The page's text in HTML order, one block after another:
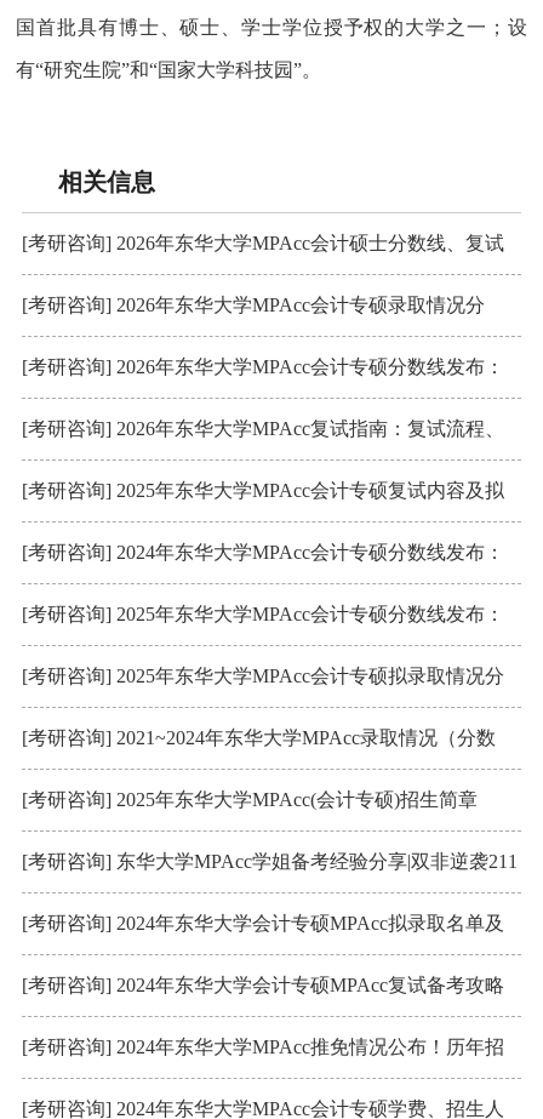
国首批具有博士、硕士、学士学位授予权的大学之一；设
有“研究生院”和“国家大学科技园”。
相关信息
[考研咨询] 2026年东华大学MPAcc会计硕士分数线、复试
内容、参考书
[考研咨询] 2026年东华大学MPAcc会计专硕录取情况分
析！
[考研咨询] 2026年东华大学MPAcc会计专硕分数线发布：
247/102/51
[考研咨询] 2026年东华大学MPAcc复试指南：复试流程、
复试参考书、分数线
[考研咨询] 2025年东华大学MPAcc会计专硕复试内容及拟
录取分析
[考研咨询] 2024年东华大学MPAcc会计专硕分数线发布：
229/104/52
[考研咨询] 2025年东华大学MPAcc会计专硕分数线发布：
218/96/48
[考研咨询] 2025年东华大学MPAcc会计专硕拟录取情况分
析
[考研咨询] 2021~2024年东华大学MPAcc录取情况（分数
线、录取率、复试内容）
[考研咨询] 2025年东华大学MPAcc(会计专硕)招生简章
[考研咨询] 东华大学MPAcc学姐备考经验分享|双非逆袭211
[考研咨询] 2024年东华大学会计专硕MPAcc拟录取名单及
录取情况分析！
[考研咨询] 2024年东华大学会计专硕MPAcc复试备考攻略
[考研咨询] 2024年东华大学MPAcc推免情况公布！历年招
生人数汇总
[考研咨询] 2024年东华大学MPAcc会计专硕学费、招生人